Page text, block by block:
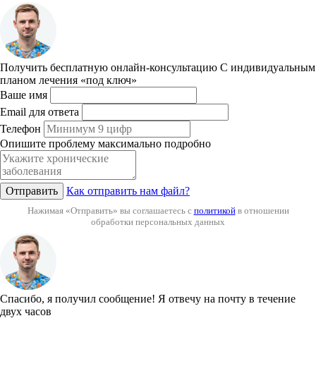
Получить бесплатную онлайн-консультацию С индивидуальным
планом лечения «под ключ»
Ваше имя
Email для ответа
Телефон
Опишите проблему максимально подробно
Отправить Как отправить нам файл?
Нажимая «Отправить» вы соглашаетесь с политикойв отношении
обработки персональных данных
Спасибо, я получил сообщение! Я отвечу на почту в течение
двух часов